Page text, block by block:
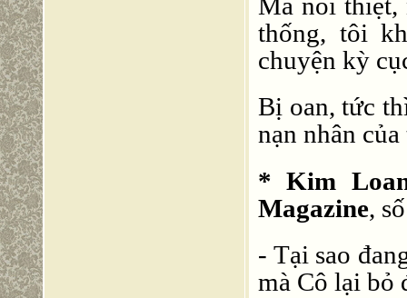
thống, tôi
chuyện kỳ
Bị oan, tức
nạn nhân
* Kim
Magazine,
- Tại sao
mà Cô lại bỏ